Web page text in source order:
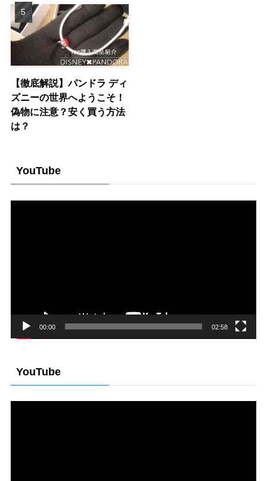
【徹底解説】パンドラ ディ
ズニーの世界へようこそ！
偽物に注意？安く買う方法
は？
YouTube
00:00 02:58
YouTube